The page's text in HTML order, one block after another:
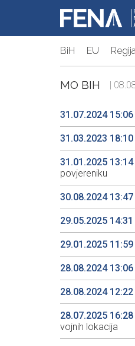
BiH EU
MO BIH |
31.07.2024 15:06
31.03.2023 18:10
31.01.2025 13:14
povjereniku
30.08.2024 13:47
29.05.2025 14:31
29.01.2025 11:59
28.08.2024 13:06
28.08.2024 12:22
28.07.2025 16:28
vojnih lokacija